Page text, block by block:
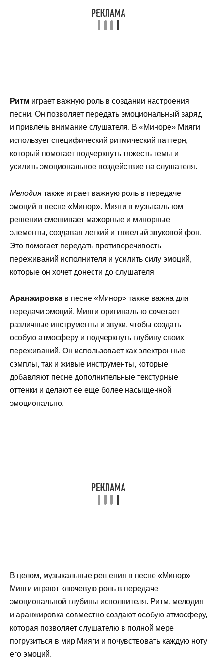
Ритм играет важную роль в создании настроения
песни. Он позволяет передать эмоциональный заряд
и привлечь внимание слушателя. В «Миноре» Мияги
использует специфический ритмический паттерн,
который помогает подчеркнуть тяжесть темы и
усилить эмоциональное воздействие на слушателя.
Мелодия также играет важную роль в передаче
эмоций в песне «Минор». Мияги в музыкальном
решении смешивает мажорные и минорные
элементы, создавая легкий и тяжелый звуковой фон.
Это помогает передать противоречивость
переживаний исполнителя и усилить силу эмоций,
которые он хочет донести до слушателя.
Аранжировка в песне «Минор» также важна для
передачи эмоций. Мияги оригинально сочетает
различные инструменты и звуки, чтобы создать
особую атмосферу и подчеркнуть глубину своих
переживаний. Он использовает как электронные
сэмплы, так и живые инструменты, которые
добавляют песне дополнительные текстурные
оттенки и делают ее еще более насыщенной
эмоционально.
В целом, музыкальные решения в песне «Минор»
Мияги играют ключевую роль в передаче
эмоциональной глубины исполнителя. Ритм, мелодия
и аранжировка совместно создают особую атмосферу,
которая позволяет слушателю в полной мере
погрузиться в мир Мияги и почувствовать каждую ноту
его эмоций.